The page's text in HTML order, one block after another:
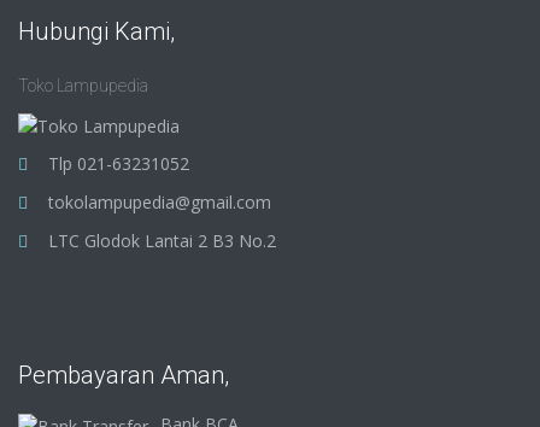
Hubungi Kami,
Toko Lampupedia
Tlp 021-63231052
tokolampupedia@gmail.com
LTC Glodok Lantai 2 B3 No.2
Pembayaran Aman,